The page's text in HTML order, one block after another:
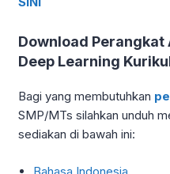
Download Perangkat
Deep Learning
Bagi yang membutuhkan
SMP/MTs silahkan unduh
sediakan di bawah ini:
Bahasa Indonesia